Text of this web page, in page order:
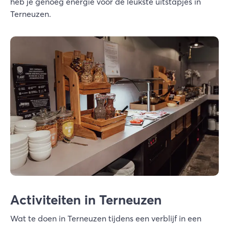
Terneuzen.
Activiteiten in Terneuzen
Wat te doen in Terneuzen tijdens een verblijf in een